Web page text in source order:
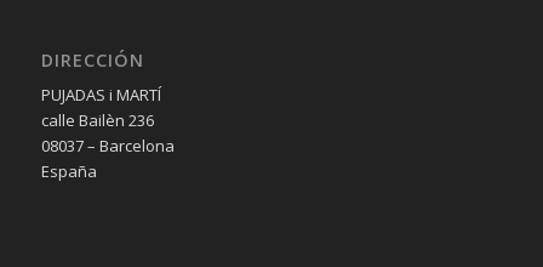
DIRECCIÓN
PUJADAS i MARTÍ
calle Bailèn 236
08037 – Barcelona
España